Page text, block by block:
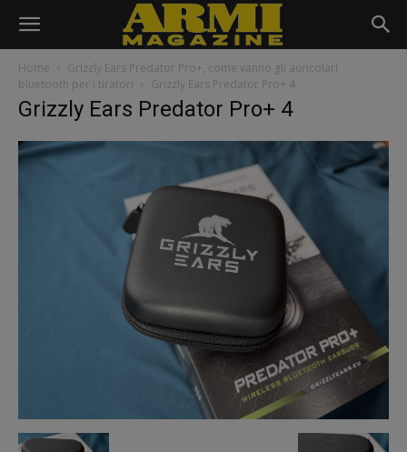
Home
Grizzly Ears Predator Pro+, come vanno gli auricolari
bluetooth per i tiratori
Grizzly Ears Predator Pro+ 4
Grizzly Ears Predator Pro+ 4